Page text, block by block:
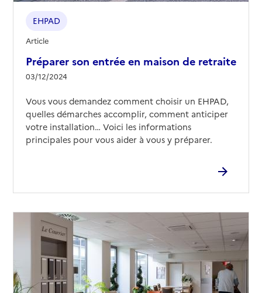
Préparer son entrée en maison de retraite
03/12/2024
EHPAD
Article
Vous vous demandez comment choisir un EHPAD,
quelles démarches accomplir, comment anticiper
votre installation… Voici les informations
principales pour vous aider à vous y préparer.